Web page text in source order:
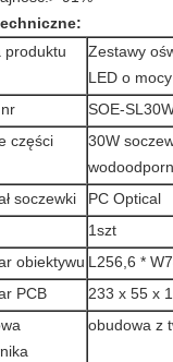
produktu
Zestawy
LED o
SOE-
części
30W
soczewki
PC Optical
1szt
obiektywu L256,6 *
PCB
233 x 55 x
obudowa z